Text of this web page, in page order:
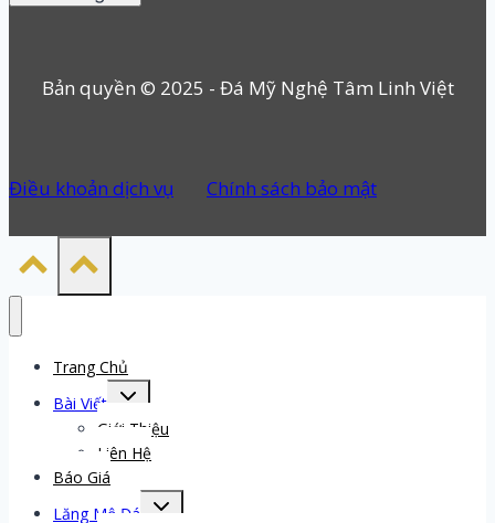
Bản quyền © 2025 - Đá Mỹ Nghệ Tâm Linh Việt
Điều khoản dịch vụ Chính sách bảo mật
Trang Chủ
Bài Viết
Toggle
child
menu
Giới Thiệu
Liên Hệ
Báo Giá
Lăng Mộ Đá
Toggle
child